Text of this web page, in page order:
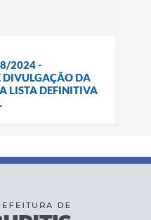
2024 -
DIVULGAÇÃO DA
LISTA DEFINITIVA